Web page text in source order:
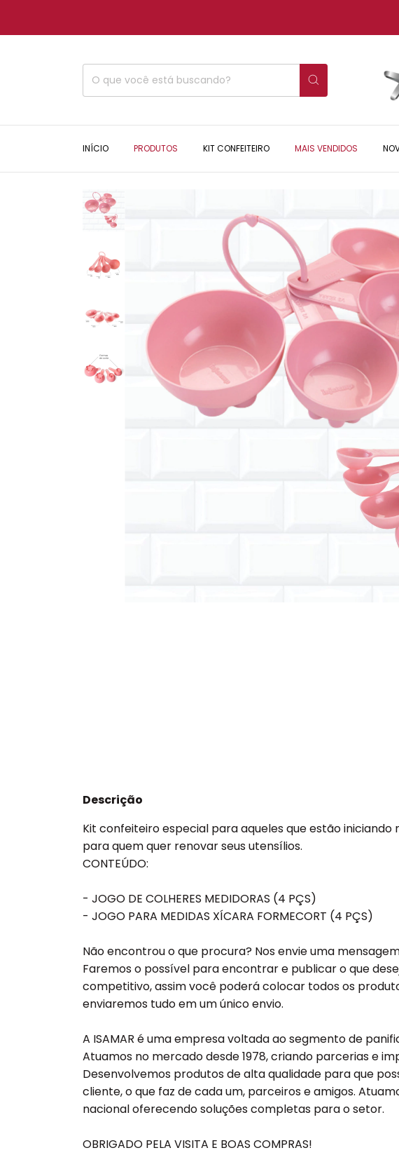
INÍCIO PRODUTOS KIT CONFEITEIRO MAIS VENDIDOS
Descrição
Kit confeiteiro especial para aqueles que estão
para quem quer renovar seus utensílios.
CONTEÚDO:
- JOGO DE COLHERES MEDIDORAS (4 PÇS)
- JOGO PARA MEDIDAS XÍCARA FORMECORT (4 PÇS)
Não encontrou o que procura? Nos envie uma
Faremos o possível para encontrar e publicar o que
competitivo, assim você poderá colocar todos os
enviaremos tudo em um único envio.
A ISAMAR é uma empresa voltada ao segmento de
Atuamos no mercado desde 1978, criando parcerias e
Desenvolvemos produtos de alta qualidade para que
cliente, o que faz de cada um, parceiros e amigos.
nacional oferecendo soluções completas para o setor.
OBRIGADO PELA VISITA E BOAS COMPRAS!